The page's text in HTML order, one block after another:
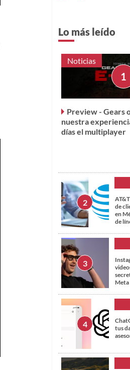
Lo más leído
Noticias
Preview - Gears
nuestra
días el multiplayer
de
en
de
Meta
tus